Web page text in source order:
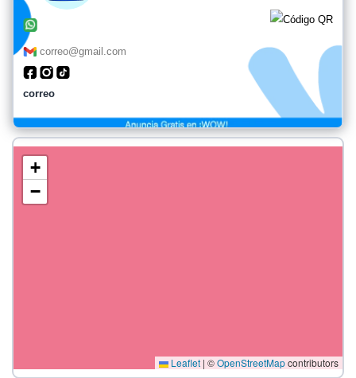
correo@gmail.com
correo
+
−
Leaflet | ©OpenStreetMapcontributors